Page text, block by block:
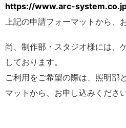
https://www.arc-
上記の申請フォーマットから、
尚、制作部・スタジオ様には、
しております。
ご利用をご希望の際は、照明部
マットから、お申し込みください